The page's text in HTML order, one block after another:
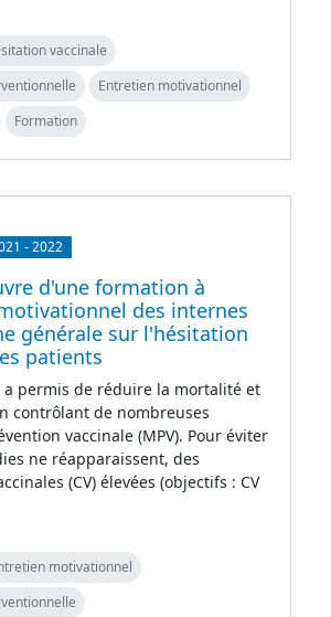
vaccinale
Entretien motivationnel
Formation
-2022
d'une formation à
des internes
générale sur l'hésitation
patients
a permis de réduire la mortalité et
contrôlant de nombreuses
vaccinale (MPV). Pour éviter
ne réapparaissent, des
(CV) élevées (objectifs : CV
motivationnel